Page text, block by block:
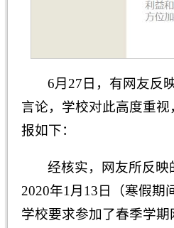
6月27日，有网友反
言论，学校对此高度重
报如下：
经核实，网友所反映
2020年1月13日（寒假期
学校要求参加了春季学